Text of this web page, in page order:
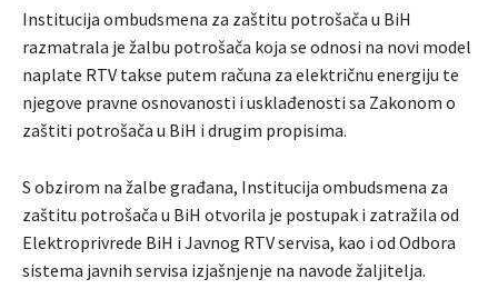
Institucija ombudsmena za zaštitu potrošača u BiH
razmatrala je žalbu potrošača koja se odnosi na novi model
naplate RTV takse putem računa za električnu energiju te
njegove pravne osnovanosti i usklađenosti sa Zakonom o
zaštiti potrošača u BiH i drugim propisima.
S obzirom na žalbe građana, Institucija ombudsmena za
zaštitu potrošača u BiH otvorila je postupak i zatražila od
Elektroprivrede BiH i Javnog RTV servisa, kao i od Odbora
sistema javnih servisa izjašnjenje na navode žaljitelja.